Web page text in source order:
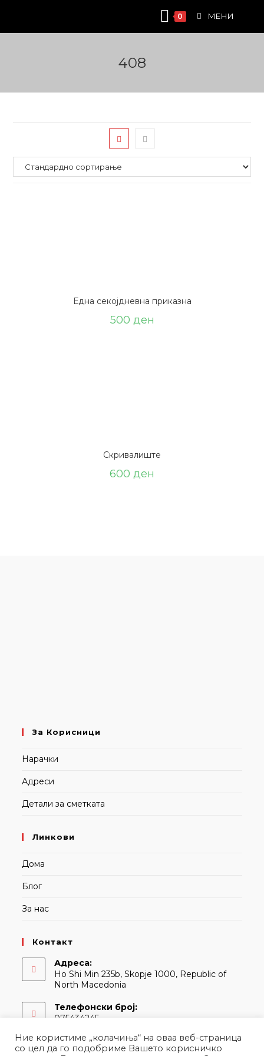
content
0 МЕНИ
408
Една секојдневна приказна
500 ден
Скривалиште
600 ден
За Корисници
Нарачки
Адреси
Детали за сметката
Линкови
Дома
Блог
За нас
Контакт
Адреса:
Ho Shi Min 235b, Skopje 1000, Republic of
North Macedonia
Телефонски број:
075434245
Е-адреса:
contact@martina.mkOpens
Ние користиме „колачиња“ на оваа веб-страница
со цел да го подобриме Вашето корисничко